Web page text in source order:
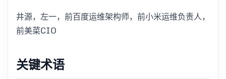
井源，左一，前百度运维架构师，前小米运维负责人，
前美菜CIO
关键术语